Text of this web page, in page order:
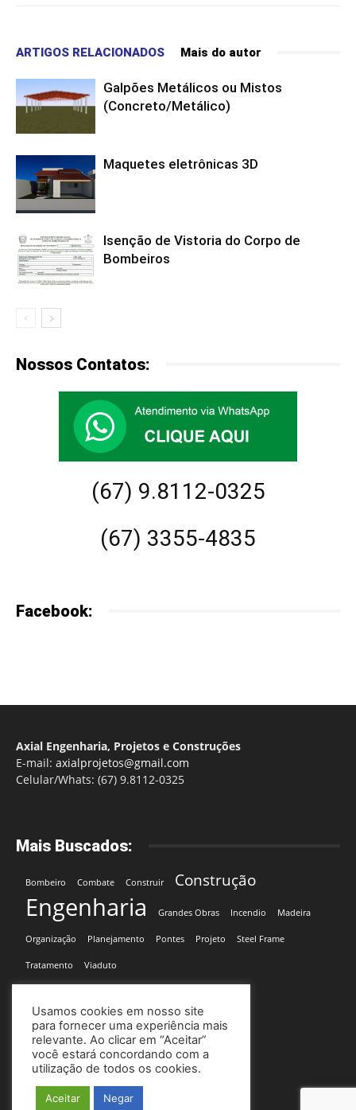
ARTIGOS RELACIONADOS Mais do autor
Galpões Metálicos ou Mistos
(Concreto/Metálico)
Maquetes eletrônicas 3D
Isenção de Vistoria do Corpo de
Bombeiros
Nossos Contatos:
(67) 9.8112-0325
(67) 3355-4835
Facebook:
Axial Engenharia, Projetos e Construções
E-mail: axialprojetos@gmail.com
Celular/Whats: (67) 9.8112-0325
Mais Buscados:
Bombeiro Combate Construir Construção
Engenharia Grandes Obras Incendio Madeira
Organização Planejamento Pontes Projeto Steel Frame
Tratamento Viaduto
Site desenvolvido por: Soma Mídia
Usamos cookies em nosso site
para fornecer uma experiência mais
relevante. Ao clicar em “Aceitar”
você estará concordando com a
utilização de todos os cookies.
Aceitar Negar